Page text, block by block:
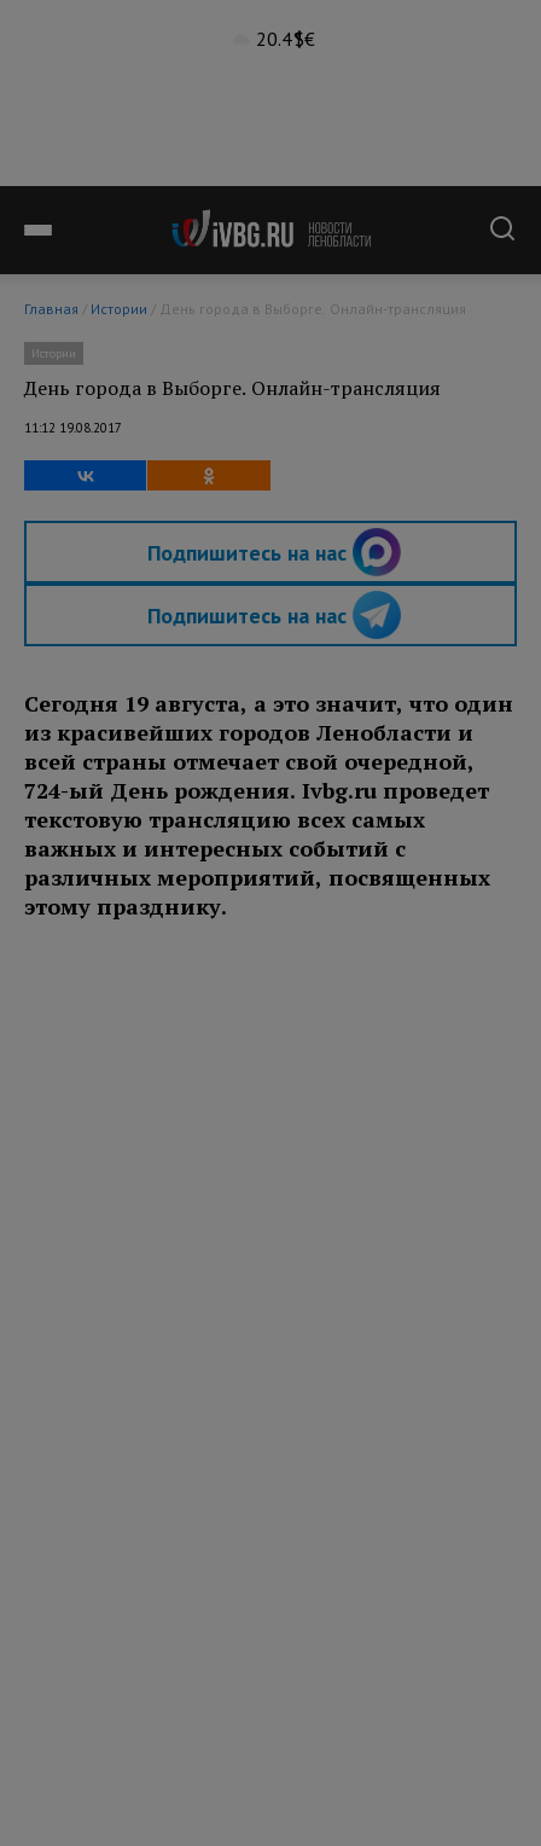
20.4°$€
Главная / Истории / День города в Выборге. Онлайн-трансляция
Истории
День города в Выборге. Онлайн-трансляция
11:12 19.08.2017
Подпишитесь на нас
Подпишитесь на нас
Сегодня 19 августа, а это значит, что один
из красивейших городов Ленобласти и
всей страны отмечает свой очередной,
724-ый День рождения. Ivbg.ru проведет
текстовую трансляцию всех самых
важных и интересных событий с
различных мероприятий, посвященных
этому празднику.